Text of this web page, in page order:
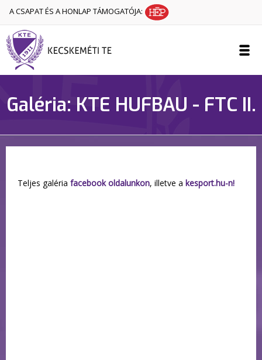
A CSAPAT ÉS A HONLAP TÁMOGATÓJA:
Galéria: KTE HUFBAU - FTC II.
Teljes galéria facebook oldalunkon, illetve a kesport.hu-n!